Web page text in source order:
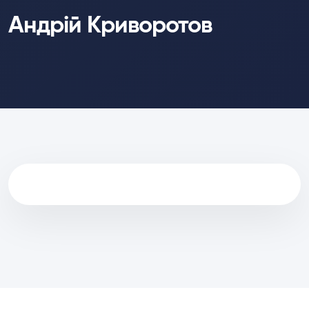
Андрій Криворотов